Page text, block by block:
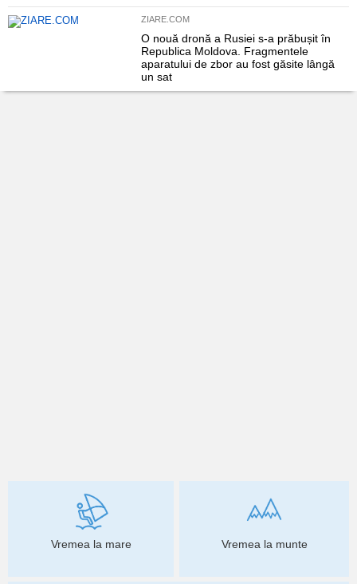
ZIARE.COM
O nouă dronă a Rusiei s-a prăbușit în
Republica Moldova. Fragmentele
aparatului de zbor au fost găsite lângă
un sat
Vremea la mare Vremea la munte